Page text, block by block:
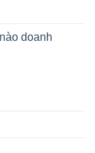
doanh